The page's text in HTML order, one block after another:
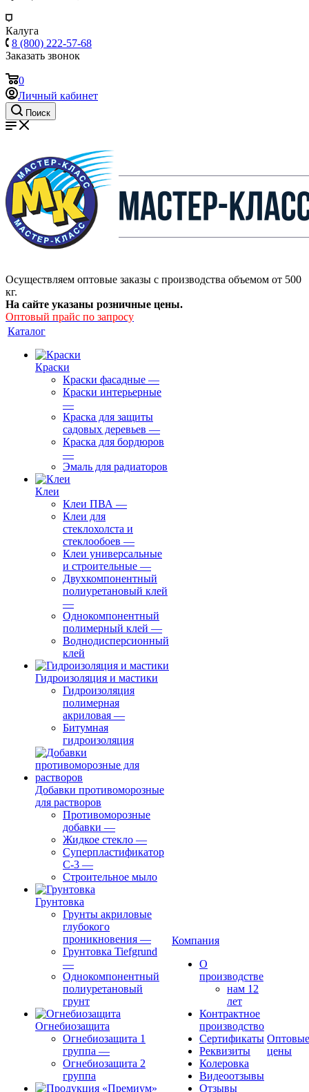
Калуга
8 (800) 222-57-68
Заказать звонок
0
Личный кабинет
Поиск
Осуществляем оптовые заказы с производства объемом от 500
кг.
На сайте указаны розничные цены.
Оптовый прайс по запросу
Каталог
Краски
Краски фасадные —
Краски интерьерные
—
Краска для защиты
садовых деревьев —
⁠Краска для бордюров
—
Эмаль для радиаторов
Клеи
Клеи ПВА —
Клеи для
стеклохолста и
стеклообоев —
Клеи универсальные
и строительные —
Двухкомпонентный
полиуретановый клей
—
Однокомпонентный
полимерный клей —
Воднодисперсионный
клей
Гидроизоляция и мастики
Гидроизоляция
полимерная
акриловая —
Битумная
гидроизоляция
Добавки противоморозные
для растворов
Противоморозные
добавки —
Жидкое стекло —
Суперпластификатор
С-3 —
Строительное мыло
Грунтовка
Грунты акриловые
глубокого
проникновения —
Грунтовка Tiefgrund
—
Однокомпонентный
полиуретановый
грунт
Огнебиозащита
Огнебиозащита 1
группа —
Огнебиозащита 2
группа
Компания
О
производстве
нам 12
лет
Контрактное
производство
Сертификаты
Реквизиты
Колеровка
Видеоотзывы
Отзывы
Оптовые
цены